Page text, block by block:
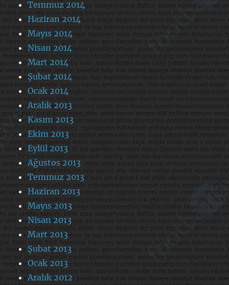
Temmuz 2014
Haziran 2014
Mayıs 2014
Nisan 2014
Mart 2014
Şubat 2014
Ocak 2014
Aralık 2013
Kasım 2013
Ekim 2013
Eylül 2013
Ağustos 2013
Temmuz 2013
Haziran 2013
Mayıs 2013
Nisan 2013
Mart 2013
Şubat 2013
Ocak 2013
Aralık 2012